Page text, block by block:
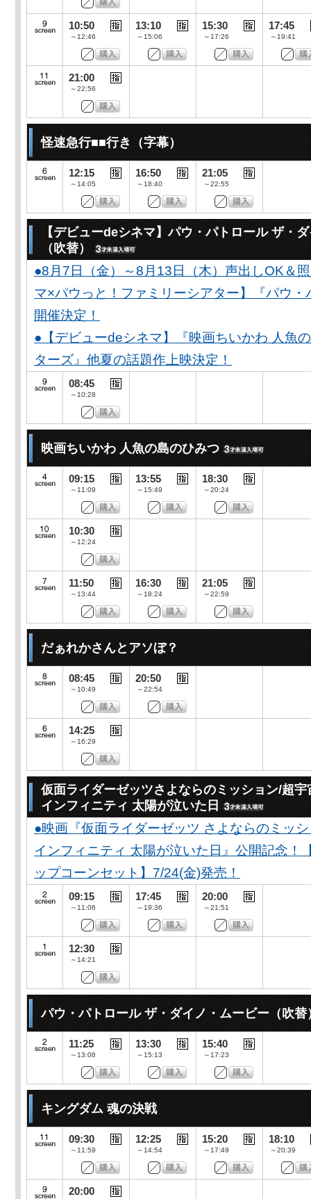
10:50
～12:46
13:10
～15:06
15:30
～17:26
17:45
～19:41
21:00
～22:56
怪速急行■■行き（字幕）
12:15
～14:05
16:50
～18:40
21:05
～22:55
【デビューdeシネマ】パウ・パトロール ザ・
（吹替）
●8月7日（金）～8月13日（木）声出しOK＆
マ×パウっと！ファミリーシアター】『パウ
開催決定！
●【デビューdeシネマ】『映画ちいかわ 人魚
ターズ』他夏の話題作上映決定！
08:45
～10:28
映画ちいかわ 人魚の島のひみつ
09:15
～11:09
13:55
～15:49
18:30
～20:24
10:30
～12:24
11:50
～13:44
16:30
～18:24
21:05
～22:59
だぁれかさんとアソぼ？
08:45
～10:49
20:50
～22:54
14:25
～16:29
仮面ライダーゼッツさよならのミッション/超
インフィニティ 太陽が泣いた日
●映画『仮面ライダーゼッツ さよならのミッ
インフィニティ 太陽が泣いた日』公開記念！
ップコーンセット】7/24(金)発売！
09:15
～11:06
17:45
～19:36
20:00
～21:51
12:30
～14:21
パウ・パトロール ザ・ダイノ・ムービー（吹替
11:25
～13:08
13:30
～15:13
15:40
～17:23
キングダム 魂の決戦
09:30
～11:59
12:25
～14:54
15:20
～17:49
18:10
～20:39
20:00